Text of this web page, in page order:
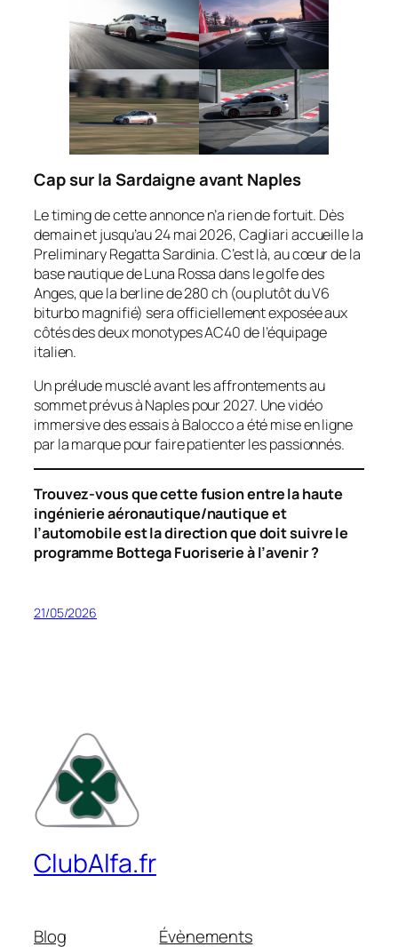
Cap sur la Sardaigne avant Naples
Le timing de cette annonce n’a rien de fortuit. Dès
demain et jusqu’au 24 mai 2026, Cagliari accueille la
Preliminary Regatta Sardinia. C’est là, au cœur de la
base nautique de Luna Rossa dans le golfe des
Anges, que la berline de 280 ch (ou plutôt du V6
biturbo magnifié) sera officiellement exposée aux
côtés des deux monotypes AC40 de l’équipage
italien.
Un prélude musclé avant les affrontements au
sommet prévus à Naples pour 2027. Une vidéo
immersive des essais à Balocco a été mise en ligne
par la marque pour faire patienter les passionnés.
Trouvez-vous que cette fusion entre la haute
ingénierie aéronautique/nautique et
l’automobile est la direction que doit suivre le
programme Bottega Fuoriserie à l’avenir ?
21/05/2026
ClubAlfa.fr
Blog
Évènements